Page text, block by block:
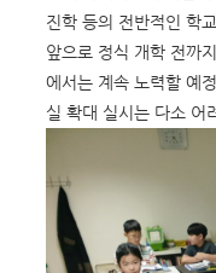
진학 등의 전반적인 학
앞으로 정식 개학 전까
에서는 계속 노력할 예
실 확대 실시는 다소 어